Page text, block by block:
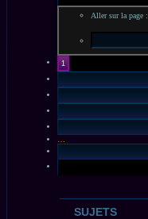
Aller sur la page :
1
SUJETS